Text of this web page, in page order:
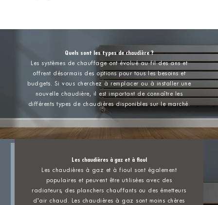
Quels sont les types de chaudière ?
Les systèmes de chauffage ont évolué au fil des ans et
offrent désormais des options pour tous les besoins et
budgets. Si vous cherchez à remplacer ou à installer une
nouvelle chaudière, il est important de connaître les
différents types de chaudières disponibles sur le marché.
Les chaudières à gaz et à fioul
Les chaudières à gaz et à fioul sont également
populaires et peuvent être utilisées avec des
radiateurs, des planchers chauffants ou des émetteurs
d’air chaud. Les chaudières à gaz sont moins chères